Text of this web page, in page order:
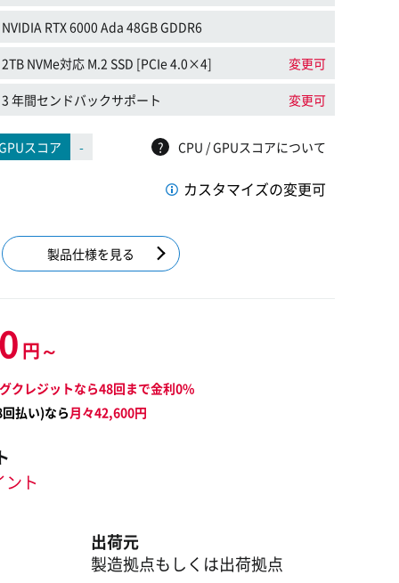
NVIDIA RTX 6000 Ada 48GB GDDR6
2TB NVMe対応 M.2 SSD [PCIe 4.0×4] 変更可
3 年間センドバックサポート 変更可
スコア - ? CPU / GPUスコアについて
カスタマイズの変更可
製品仕様を見る
円～
クレジットなら48回まで金利0%
回払い)なら月々42,600円
ト
出荷元
製造拠点もしくは出荷拠点